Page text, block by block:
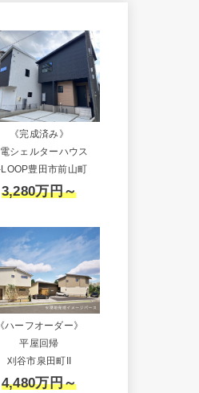
《完成済み》
シェルターハウス
LOOP豊田市前山町
3,280万円～
《ハーフオーダー》
平屋回帰
刈谷市泉田町II
4,480万円～